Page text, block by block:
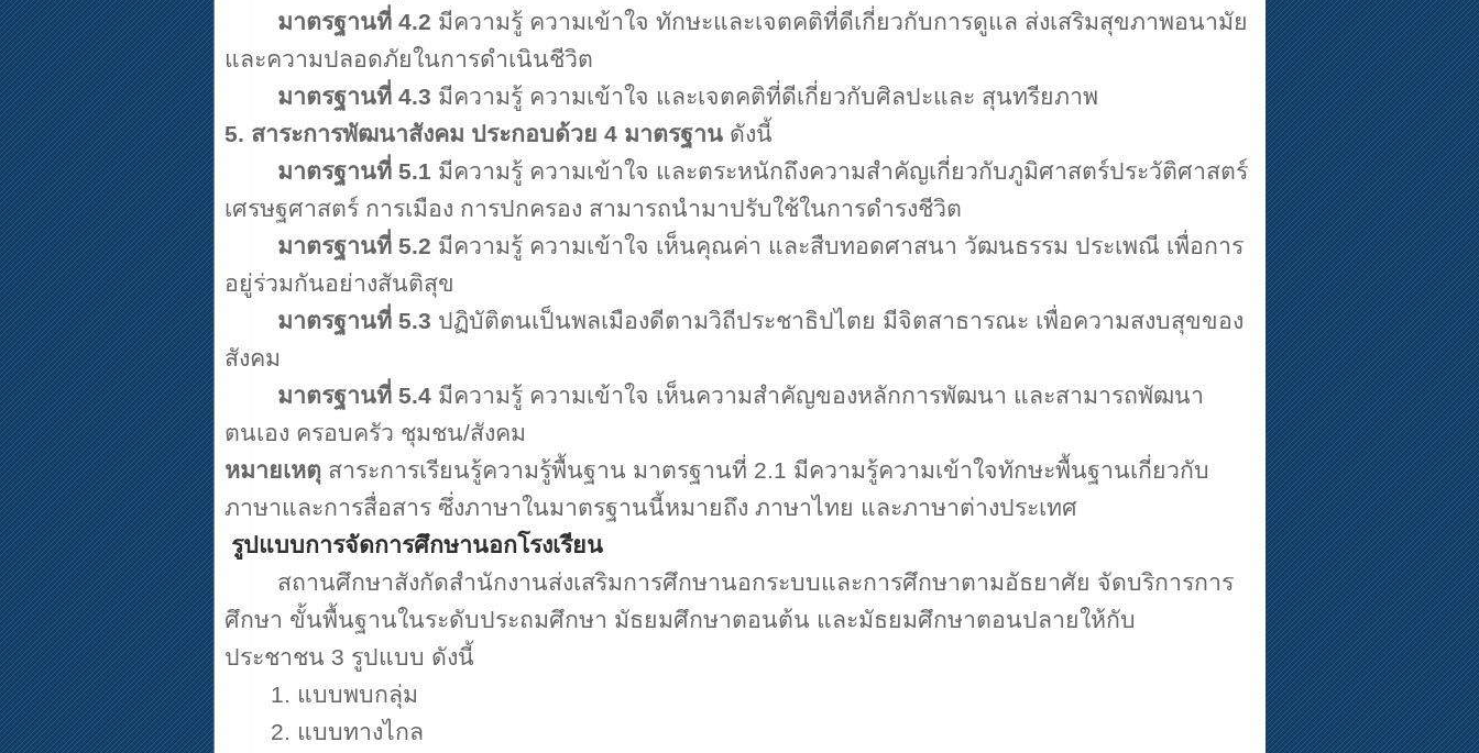
มาตรฐานที่ 4.2 มีความรู้ ความเข้าใจ ทักษะและเจตคติที่ดีเกี่ยวกับการดูแล ส่งเสริมสุขภาพอนามัย
และความปลอดภัยในการดำเนินชีวิต
มาตรฐานที่ 4.3 มีความรู้ ความเข้าใจ และเจตคติที่ดีเกี่ยวกับศิลปะและ สุนทรียภาพ
5. สาระการพัฒนาสังคม ประกอบด้วย 4 มาตรฐาน ดังนี้
มาตรฐานที่ 5.1 มีความรู้ ความเข้าใจ และตระหนักถึงความสำคัญเกี่ยวกับภูมิศาสตร์ประวัติศาสตร์
เศรษฐศาสตร์ การเมือง การปกครอง สามารถนำมาปรับใช้ในการดำรงชีวิต
มาตรฐานที่ 5.2 มีความรู้ ความเข้าใจ เห็นคุณค่า และสืบทอดศาสนา วัฒนธรรม ประเพณี เพื่อการ
อยู่ร่วมกันอย่างสันติสุข
มาตรฐานที่ 5.3 ปฏิบัติตนเป็นพลเมืองดีตามวิถีประชาธิปไตย มีจิตสาธารณะ เพื่อความสงบสุขของ
สังคม
มาตรฐานที่ 5.4 มีความรู้ ความเข้าใจ เห็นความสำคัญของหลักการพัฒนา และสามารถพัฒนา
ตนเอง ครอบครัว ชุมชน/สังคม
หมายเหตุ สาระการเรียนรู้ความรู้พื้นฐาน มาตรฐานที่ 2.1 มีความรู้ความเข้าใจทักษะพื้นฐานเกี่ยวกับ
ภาษาและการสื่อสาร ซึ่งภาษาในมาตรฐานนี้หมายถึง ภาษาไทย และภาษาต่างประเทศ
รูปแบบการจัดการศึกษานอกโรงเรียน
สถานศึกษาสังกัดสำนักงานส่งเสริมการศึกษานอกระบบและการศึกษาตามอัธยาศัย จัดบริการการ
ศึกษา ขั้นพื้นฐานในระดับประถมศึกษา มัธยมศึกษาตอนต้น และมัธยมศึกษาตอนปลายให้กับ
ประชาชน 3 รูปแบบ ดังนี้
1. แบบพบกลุ่ม
2. แบบทางไกล